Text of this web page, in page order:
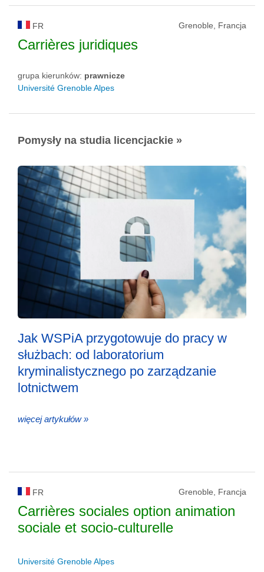
FR Grenoble, Francja
Carrières juridiques
grupa kierunków: prawnicze
Université Grenoble Alpes
Pomysły na studia licencjackie »
Jak WSPiA przygotowuje do pracy w
służbach: od laboratorium
kryminalistycznego po zarządzanie
lotnictwem
więcej artykułów »
FR Grenoble, Francja
Carrières sociales option animation
sociale et socio-culturelle
Université Grenoble Alpes